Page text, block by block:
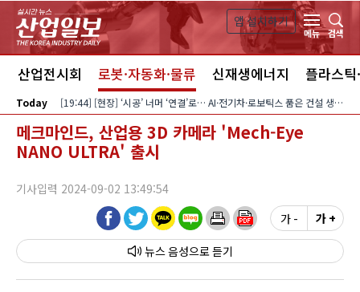
본문 바로가기
앱 설치하기
메뉴
검색
산업전시회 로봇·자동화·물류 신재생에너지 플라스틱
Today [19:44] [현장] ‘시공’ 너머 ‘연결’로… AI·전기차·로보틱스 품은 건설 생태계
메크마인드, 산업용 3D 카메라 'Mech-Eye
NANO ULTRA' 출시
기사입력 2024-09-02 13:49:54
뉴스 음성
가 - 가 +